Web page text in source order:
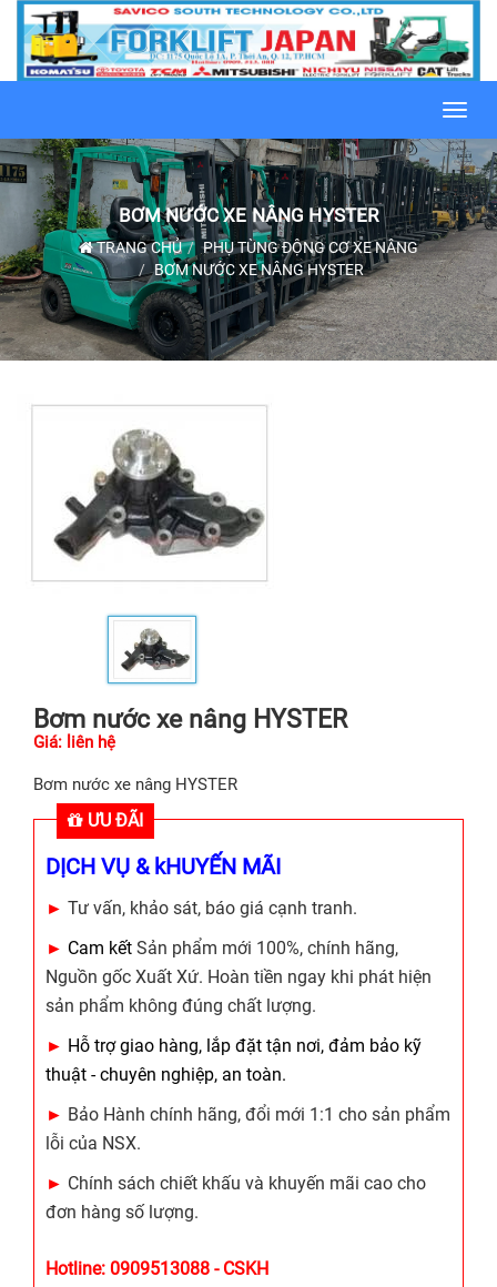
BƠM NƯỚC XE NÂNG HYSTER
TRANG CHỦ
PHỤ TÙNG ĐỘNG CƠ XE NÂNG
BƠM NƯỚC XE NÂNG HYSTER
Bơm nước xe nâng HYSTER
Giá: liên hệ
Bơm nước xe nâng HYSTER
ƯU ĐÃI
DỊCH VỤ & kHUYẾN MÃI
► Tư vấn, khảo sát, báo giá cạnh tranh.
► Cam kết Sản phẩm mới 100%, chính hãng,
Nguồn gốc Xuất Xứ. Hoàn tiền ngay khi phát hiện
sản phẩm không đúng chất lượng.
► Hỗ trợ giao hàng, lắp đặt tận nơi, đảm bảo kỹ
thuật - chuyên nghiệp, an toàn.
► Bảo Hành chính hãng, đổi mới 1:1 cho sản phẩm
lỗi của NSX.
► Chính sách chiết khấu và khuyến mãi cao cho
đơn hàng số lượng.
Hotline: 0909513088 - CSKH